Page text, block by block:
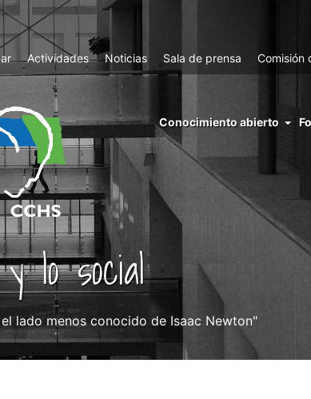
Actividades Noticias Sala de prensa Comisión
menu
right
cchs
conocimiento
abierto
Conocimiento abierto
lo social
lado menos conocido de Isaac Newton"